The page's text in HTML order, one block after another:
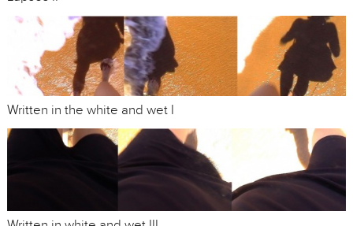
Written in the white and wet I